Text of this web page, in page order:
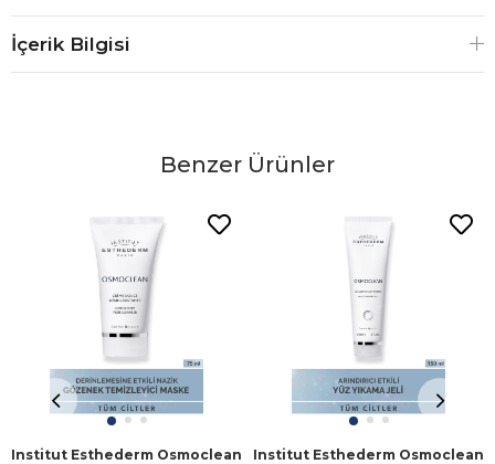
İçerik Bilgisi
Benzer Ürünler
Institut Esthederm Osmoclean
Institut Esthederm Osmoclean